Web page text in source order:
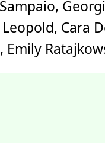
Leopold, Cara
Emily